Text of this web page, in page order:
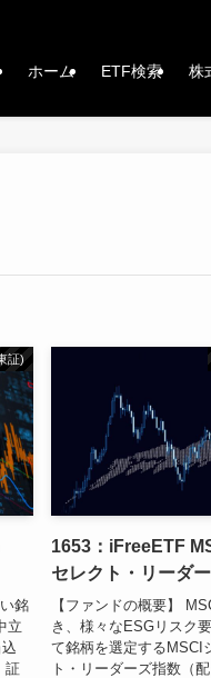
ホーム ETF検索 株
証)
銘
立
証
1653：iFreeETF
セレクト・リーダ
【ファンドの概要】
き、様々なESGリスク
て銘柄を選定するMSCI
ト・リーダーズ指数（